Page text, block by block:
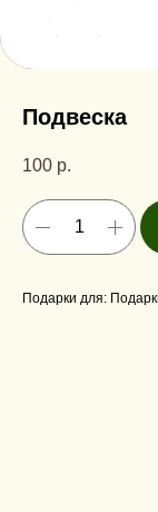
Подвеска
100 р.
Подарки для: